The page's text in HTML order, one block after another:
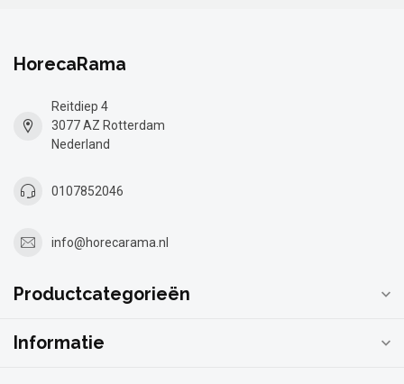
HorecaRama
Reitdiep 4
3077 AZ Rotterdam
Nederland
0107852046
info@horecarama.nl
Productcategorieën
Informatie